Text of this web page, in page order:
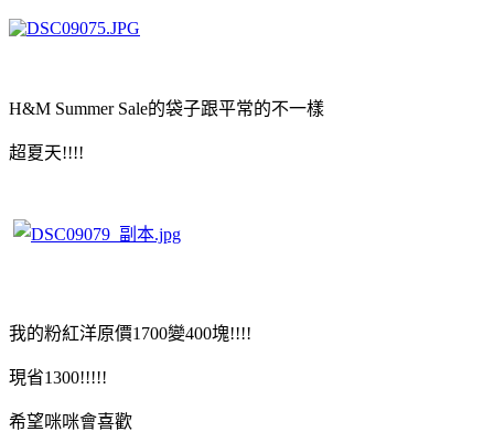
H&M Summer Sale的袋子跟平常的不一樣
超夏天!!!!
我的粉紅洋原價1700變400塊!!!!
現省1300!!!!!
希望咪咪會喜歡